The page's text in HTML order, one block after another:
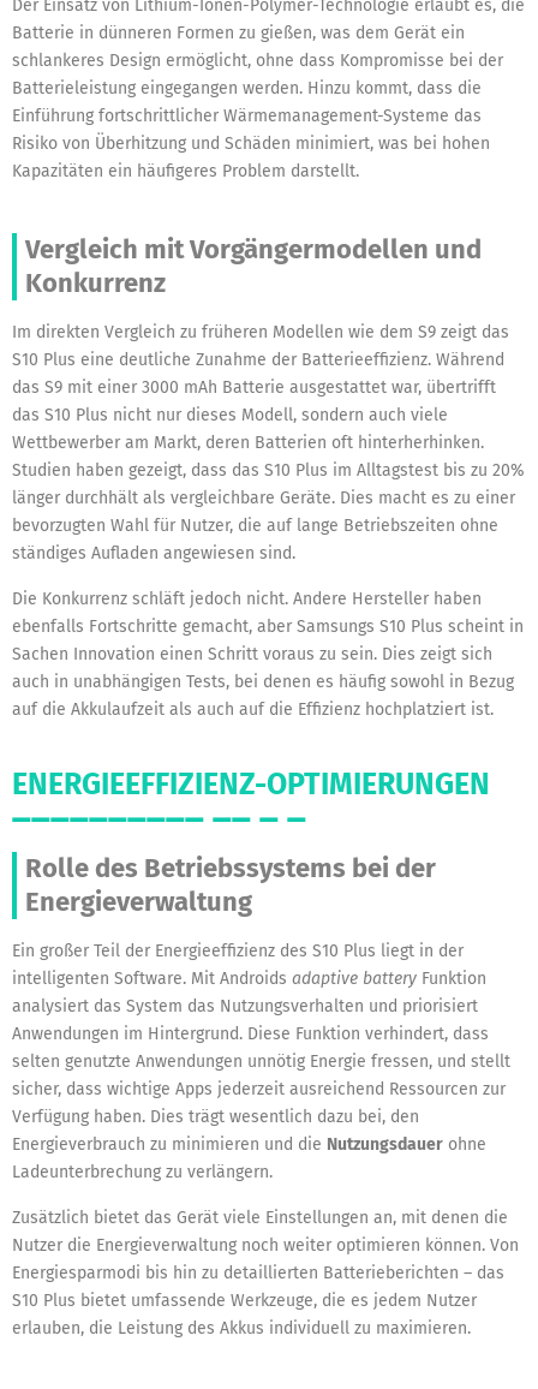
Der Einsatz von Lithium-Ionen-Polymer-Technologie erlaubt es, die
Batterie in dünneren Formen zu gießen, was dem Gerät ein
schlankeres Design ermöglicht, ohne dass Kompromisse bei der
Batterieleistung eingegangen werden. Hinzu kommt, dass die
Einführung fortschrittlicher Wärmemanagement-Systeme das
Risiko von Überhitzung und Schäden minimiert, was bei hohen
Kapazitäten ein häufigeres Problem darstellt.
Vergleich mit Vorgängermodellen und
Konkurrenz
Im direkten Vergleich zu früheren Modellen wie dem S9 zeigt das
S10 Plus eine deutliche Zunahme der Batterieeffizienz. Während
das S9 mit einer 3000 mAh Batterie ausgestattet war, übertrifft
das S10 Plus nicht nur dieses Modell, sondern auch viele
Wettbewerber am Markt, deren Batterien oft hinterherhinken.
Studien haben gezeigt, dass das S10 Plus im Alltagstest bis zu 20%
länger durchhält als vergleichbare Geräte. Dies macht es zu einer
bevorzugten Wahl für Nutzer, die auf lange Betriebszeiten ohne
ständiges Aufladen angewiesen sind.
Die Konkurrenz schläft jedoch nicht. Andere Hersteller haben
ebenfalls Fortschritte gemacht, aber Samsungs S10 Plus scheint in
Sachen Innovation einen Schritt voraus zu sein. Dies zeigt sich
auch in unabhängigen Tests, bei denen es häufig sowohl in Bezug
auf die Akkulaufzeit als auch auf die Effizienz hochplatziert ist.
ENERGIEEFFIZIENZ-OPTIMIERUNGEN
Rolle des Betriebssystems bei der
Energieverwaltung
Ein großer Teil der Energieeffizienz des S10 Plus liegt in der
intelligenten Software. Mit Androids adaptive battery Funktion
analysiert das System das Nutzungsverhalten und priorisiert
Anwendungen im Hintergrund. Diese Funktion verhindert, dass
selten genutzte Anwendungen unnötig Energie fressen, und stellt
sicher, dass wichtige Apps jederzeit ausreichend Ressourcen zur
Verfügung haben. Dies trägt wesentlich dazu bei, den
Energieverbrauch zu minimieren und die Nutzungsdauer ohne
Ladeunterbrechung zu verlängern.
Zusätzlich bietet das Gerät viele Einstellungen an, mit denen die
Nutzer die Energieverwaltung noch weiter optimieren können. Von
Energiesparmodi bis hin zu detaillierten Batterieberichten – das
S10 Plus bietet umfassende Werkzeuge, die es jedem Nutzer
erlauben, die Leistung des Akkus individuell zu maximieren.